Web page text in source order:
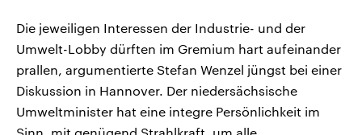
Die jeweiligen Interessen der Industrie- und der
Umwelt-Lobby dürften im Gremium hart aufeinander
prallen, argumentierte Stefan Wenzel jüngst bei einer
Diskussion in Hannover. Der niedersächsische
Umweltminister hat eine integre Persönlichkeit im